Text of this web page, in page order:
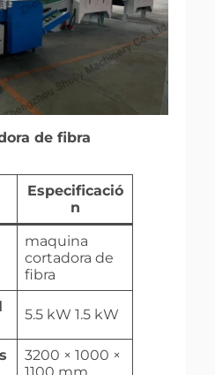
de fibra
Especificació
n
maquina
cortadora de
fibra
5.5 kW 1.5 kW
3200 × 1000 ×